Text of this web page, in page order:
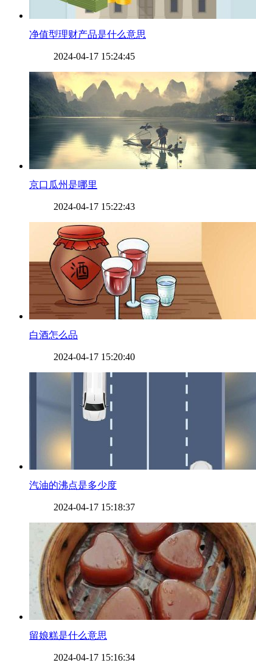
​净值型理财产品是什么意思
2024-04-17 15:24:45
​京口瓜州是哪里
2024-04-17 15:22:43
​白酒怎么品
2024-04-17 15:20:40
​汽油的沸点是多少度
2024-04-17 15:18:37
​留娘糕是什么意思
2024-04-17 15:16:34